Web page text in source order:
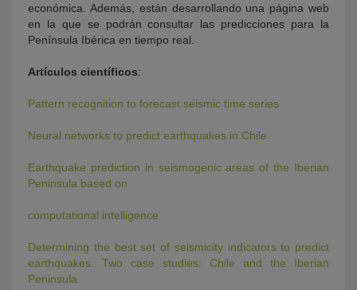
económica. Además, están desarrollando una página web
en la que se podrán consultar las predicciones para la
Península Ibérica en tiempo real.
Artículos científicos:
Pattern recognition to forecast seismic time series
Neural networks to predict earthquakes in Chile
Earthquake prediction in seismogenic areas of the Iberian
Peninsula based on
computational intelligence
Determining the best set of seismicity indicators to predict
earthquakes. Two case studies: Chile and the Iberian
Peninsula